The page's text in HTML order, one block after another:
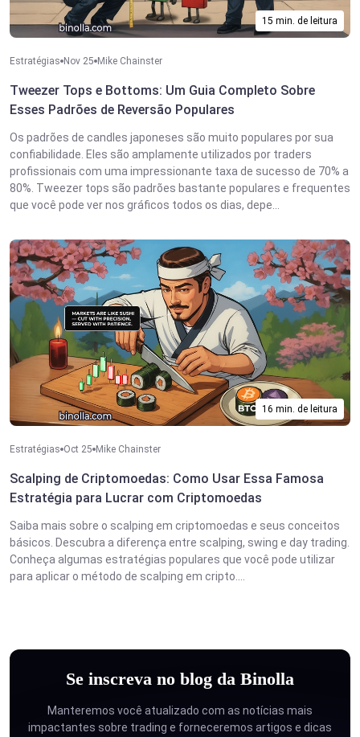
15 min. de leitura
Estratégias Nov 25 Mike Chainster
Tweezer Tops e Bottoms: Um Guia Completo Sobre
Esses Padrões de Reversão Populares
Os padrões de candles japoneses são muito populares por sua
confiabilidade. Eles são amplamente utilizados por traders
profissionais com uma impressionante taxa de sucesso de 70% a
80%. Tweezer tops são padrões bastante populares e frequentes
que você pode ver nos gráficos todos os dias, depe...
16 min. de leitura
Estratégias Oct 25 Mike Chainster
Scalping de Criptomoedas: Como Usar Essa Famosa
Estratégia para Lucrar com Criptomoedas
Saiba mais sobre o scalping em criptomoedas e seus conceitos
básicos. Descubra a diferença entre scalping, swing e day trading.
Conheça algumas estratégias populares que você pode utilizar
para aplicar o método de scalping em cripto....
Se inscreva no blog da Binolla
Manteremos você atualizado com as notícias mais
impactantes sobre trading e forneceremos artigos e dicas